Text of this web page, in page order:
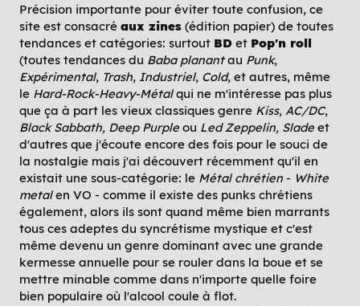
Précision importante pour éviter toute confusion, ce
site est consacré aux zines (édition papier) de toutes
tendances et catégories: surtout BD et Pop'n roll
(toutes tendances du Baba planantau Punk,
Expérimental, Trash, Industriel, Cold, et autres, même
le Hard-Rock-Heavy-Métalqui ne m'intéresse pas plus
que ça à part les vieux classiques genre Kiss, AC/DC,
Black Sabbath, Deep Purpleou Led Zeppelin, Sladeet
d'autres que j'écoute encore des fois pour le souci de
la nostalgie mais j'ai découvert récemment qu'il en
existait une sous-catégorie: le Métal chrétien - White
metalen VO - comme il existe des punks chrétiens
également, alors ils sont quand même bien marrants
tous ces adeptes du syncrétisme mystique et c'est
même devenu un genre dominant avec une grande
kermesse annuelle pour se rouler dans la boue et se
mettre minable comme dans n'importe quelle foire
bien populaire où l'alcool coule à flot.